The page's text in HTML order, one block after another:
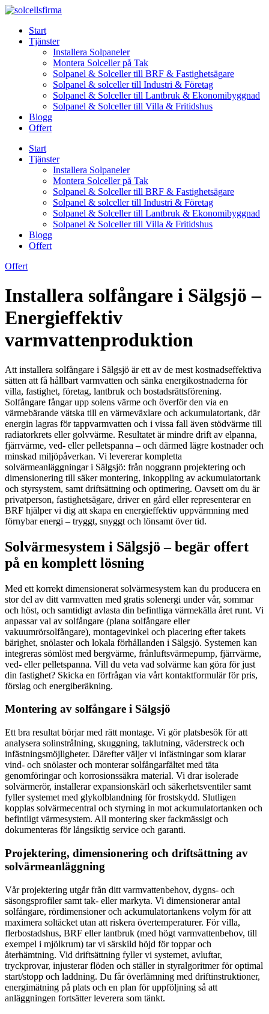
Skip
contentStart
Tjänster
Installera Solpaneler
Montera Solceller på Tak
Solpanel & Solceller till BRF & Fastighetsägare
Solpanel & solceller till Industri & Företag
Solpanel & Solceller till Lantbruk & Ekonomibyggnad
Solpanel & Solceller till Villa & Fritidshus
Blogg
Offert
Start
Tjänster
Installera Solpaneler
Montera Solceller på Tak
Solpanel & Solceller till BRF & Fastighetsägare
Solpanel & solceller till Industri & Företag
Solpanel & Solceller till Lantbruk & Ekonomibyggnad
Solpanel & Solceller till Villa & Fritidshus
Blogg
Offert
Offert
Installera solfångare i Sälgsjö –
Energieffektiv
varmvattenproduktion
Att installera solfångare i Sälgsjö är ett av de mest kostnadseffektiva
sätten att få hållbart varmvatten och sänka energikostnaderna för
villa, fastighet, företag, lantbruk och bostadsrättsförening.
Solfångare fångar upp solens värme och överför den via en
värmebärande vätska till en värmeväxlare och ackumulatortank, där
energin lagras för tappvarmvatten och i vissa fall även stödvärme till
radiatorkrets eller golvvärme. Resultatet är mindre drift av elpanna,
fjärrvärme, ved- eller pelletspanna – och därmed lägre kostnader och
minskad miljöpåverkan. Vi levererar kompletta
solvärmeanläggningar i Sälgsjö: från noggrann projektering och
dimensionering till säker montering, inkoppling av ackumulatortank
och styrsystem, samt driftsättning och optimering. Oavsett om du är
privatperson, fastighetsägare, driver en gård eller representerar en
BRF hjälper vi dig att skapa en energieffektiv uppvärmning med
förnybar energi – tryggt, snyggt och lönsamt över tid.
Solvärmesystem i Sälgsjö – begär offert
på en komplett lösning
Med ett korrekt dimensionerat solvärmesystem kan du producera en
stor del av ditt varmvatten med gratis solenergi under vår, sommar
och höst, och samtidigt avlasta din befintliga värmekälla året runt. Vi
anpassar val av solfångare (plana solfångare eller
vakuumrörsolfångare), montagevinkel och placering efter takets
bärighet, snölaster och lokala förhållanden i Sälgsjö. Systemen kan
integreras sömlöst med bergvärme, frånluftsvärmepump, fjärrvärme,
ved- eller pelletspanna. Vill du veta vad solvärme kan göra för just
din fastighet? Skicka en förfrågan via vårt kontaktformulär för pris,
förslag och energiberäkning.
Montering av solfångare i Sälgsjö
Ett bra resultat börjar med rätt montage. Vi gör platsbesök för att
analysera solinstrålning, skuggning, taklutning, väderstreck och
infästningsmöjligheter. Därefter väljer vi infästningar som klarar
vind- och snölaster och monterar solfångarfältet med täta
genomföringar och korrosionssäkra material. Vi drar isolerade
solvärmerör, installerar expansionskärl och säkerhetsventiler samt
fyller systemet med glykolblandning för frostskydd. Slutligen
kopplas solvärmecentral och styrning in mot ackumulatortanken och
befintligt värmesystem. All montering sker fackmässigt och
dokumenteras för långsiktig service och garanti.
Projektering, dimensionering och driftsättning av
solvärmeanläggning
Vår projektering utgår från ditt varmvattenbehov, dygns- och
säsongsprofiler samt tak- eller markyta. Vi dimensionerar antal
solfångare, rördimensioner och ackumulatortankens volym för att
maximera soltäcket utan att riskera övertemperaturer. För villa,
flerbostadshus, BRF eller lantbruk (med högt varmvattenbehov, till
exempel i mjölkrum) tar vi särskild höjd för toppar och
återhämtning. Vid driftsättning fyller vi systemet, avluftar,
tryckprovar, injusterar flöden och ställer in styralgoritmer för optimal
start/stopp och laddning. Du får överlämning med driftinstruktioner,
energimätning på plats och en plan för uppföljning så att
anläggningen fortsätter leverera som tänkt.